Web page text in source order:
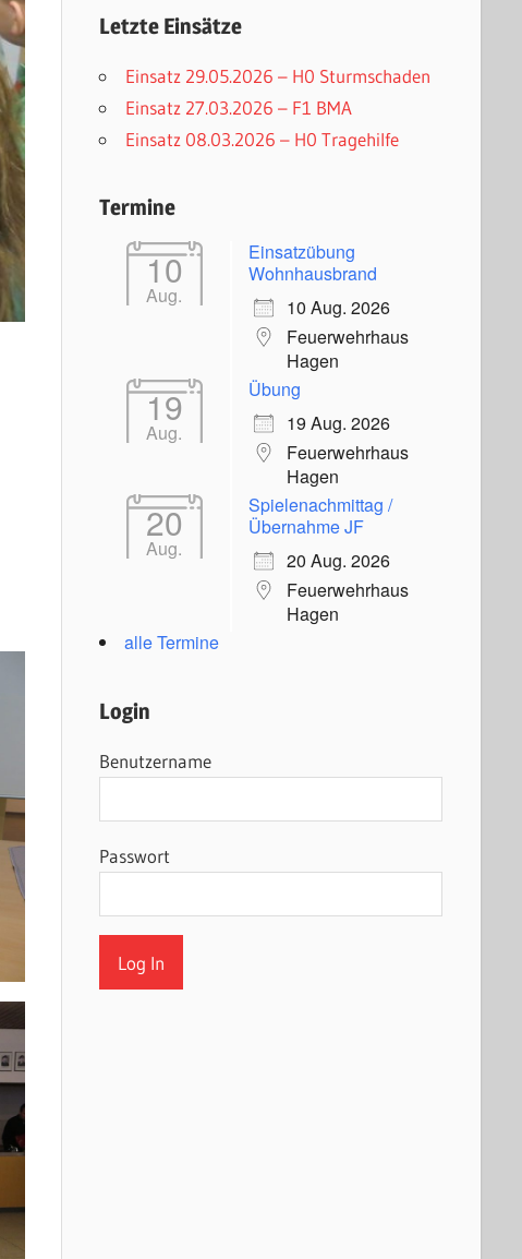
Letzte Einsätze
Einsatz 29.05.2026 – H0 Sturmschaden
Einsatz 27.03.2026 – F1 BMA
Einsatz 08.03.2026 – H0 Tragehilfe
Termine
10
Aug.
Einsatzübung
Wohnhausbrand
10 Aug. 2026
Feuerwehrhaus
Hagen
19
Aug.
Übung
19 Aug. 2026
Feuerwehrhaus
Hagen
20
Aug.
Spielenachmittag /
Übernahme JF
20 Aug. 2026
Feuerwehrhaus
Hagen
alle Termine
Login
Benutzername
Passwort